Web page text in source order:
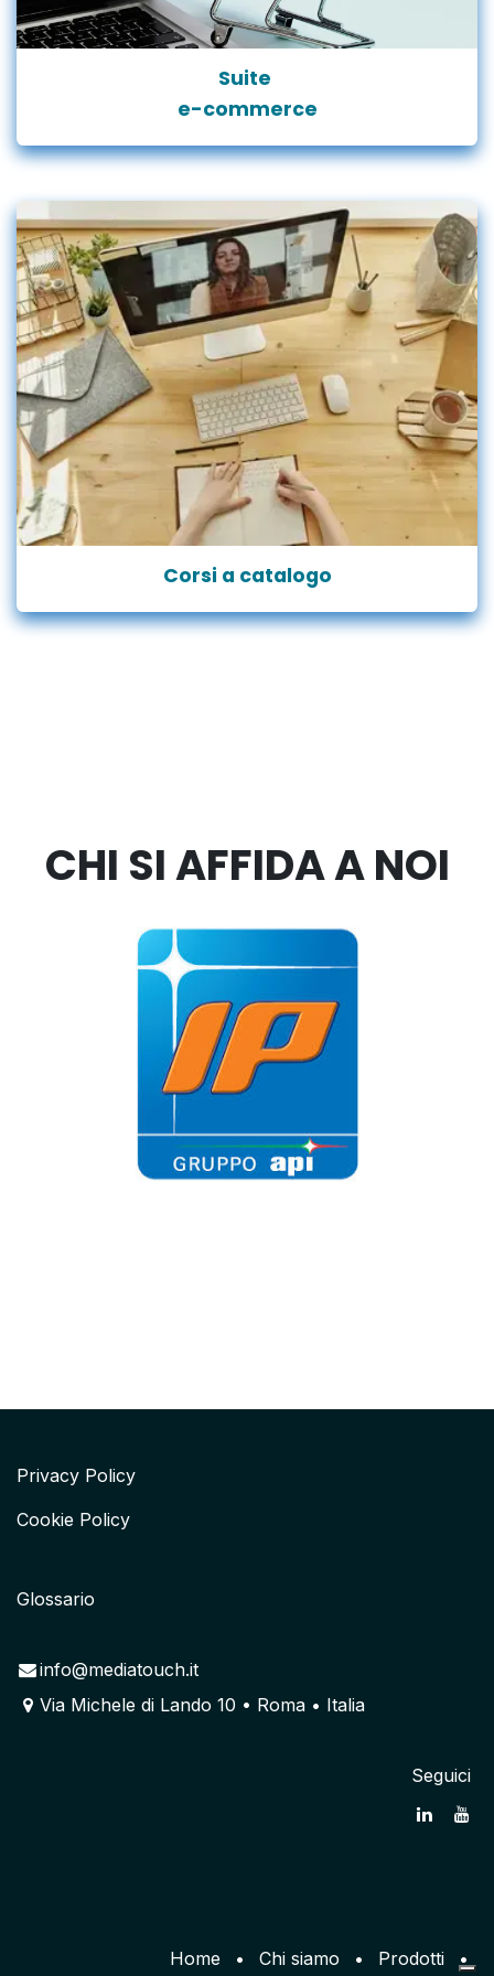
Suite
e-commerce
Corsi a catalogo
CHI SI AFFIDA A NOI
Privacy Policy
Cookie Policy
Glossario
info@mediatouch.it
Via Michele di Lando 10 • Roma • Italia
Seguici
Home • Chi siamo • Prodotti
•